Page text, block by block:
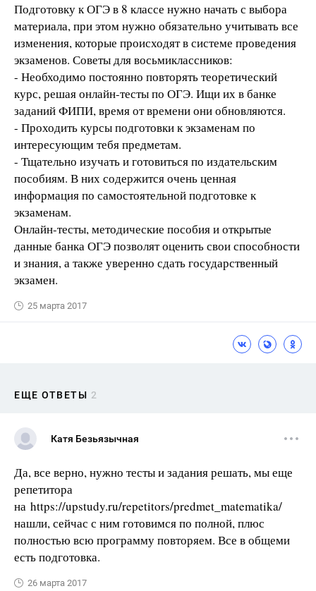
Подготовку к ОГЭ в 8 классе нужно начать с выбора
материала, при этом нужно обязательно учитывать все
изменения, которые происходят в системе проведения
экзаменов. Советы для восьмиклассников:
- Необходимо постоянно повторять теоретический
курс, решая онлайн-тесты по ОГЭ. Ищи их в банке
заданий ФИПИ, время от времени они обновляются.
- Проходить курсы подготовки к экзаменам по
интересующим тебя предметам.
- Тщательно изучать и готовиться по издательским
пособиям. В них содержится очень ценная
информация по самостоятельной подготовке к
экзаменам.
Онлайн-тесты, методические пособия и открытые
данные банка ОГЭ позволят оценить свои способности
и знания, а также уверенно сдать государственный
экзамен.
25 марта 2017
ЕЩЕ ОТВЕТЫ 2
Катя Безьязычная
Да, все верно, нужно тесты и задания решать, мы еще
репетитора
на https://upstudy.ru/repetitors/predmet_matematika/
нашли, сейчас с ним готовимся по полной, плюс
полностью всю программу повторяем. Все в общеми
есть подготовка.
26 марта 2017